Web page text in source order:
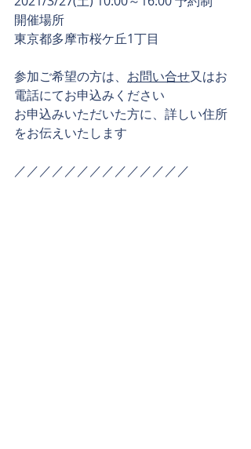
開催場所
東京都多摩市桜ケ丘1丁目
参加ご希望の方は、 お問い合せ又はお
電話にてお申込みください
お申込みいただいた方に、詳しい住所
をお伝えいたします
／／／／／／／／／／／／／／